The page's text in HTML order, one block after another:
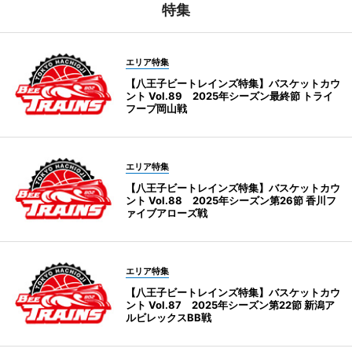
特集
エリア特集
【八王子ビートレインズ特集】バスケットカウ
ント Vol.89 2025年シーズン最終節 トライ
フープ岡山戦
エリア特集
【八王子ビートレインズ特集】バスケットカウ
ント Vol.88 2025年シーズン第26節 香川フ
ァイブアローズ戦
エリア特集
【八王子ビートレインズ特集】バスケットカウ
ント Vol.87 2025年シーズン第22節 新潟ア
ルビレックスBB戦